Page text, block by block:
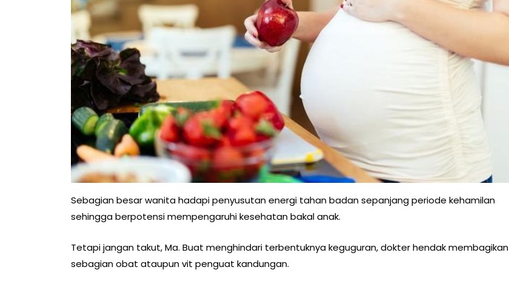
Sebagian besar wanita hadapi penyusutan energi tahan badan sepanjang periode kehamilan
sehingga berpotensi mempengaruhi kesehatan bakal anak.
Tetapi jangan takut, Ma. Buat menghindari terbentuknya keguguran, dokter hendak membagikan
sebagian obat ataupun vit penguat kandungan.